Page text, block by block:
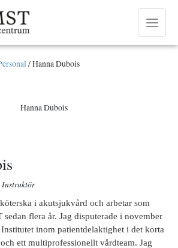
Main
/Hanna Dubois
Hanna Dubois
Instruktör
i akutsjukvård och arbetar som
flera år. Jag disputerade i november
inom patientdelaktighet i det korta
ett multiprofessionellt vårdteam. Jag